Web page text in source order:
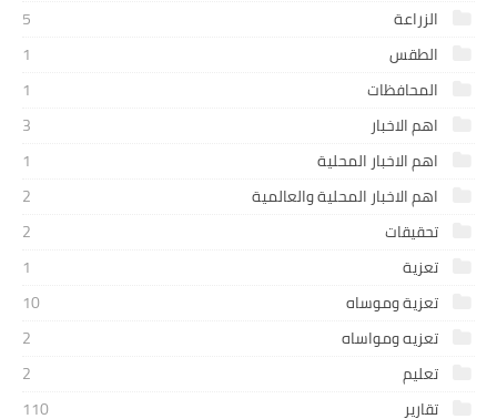
الزراعة
5
الطقس
1
المحافظات
1
اهم الاخبار
3
اهم الاخبار المحلية
1
اهم الاخبار المحلية والعالمية
2
تحقيقات
2
تعزية
1
تعزية وموساه
10
تعزيه ومواساه
2
تعليم
2
تقارير
110